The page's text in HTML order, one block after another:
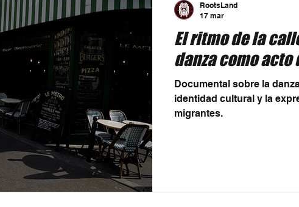
El ritmo de la
danza como
Documental sobre la
identidad cultural y la
migrantes.
RootsLand
17 mar